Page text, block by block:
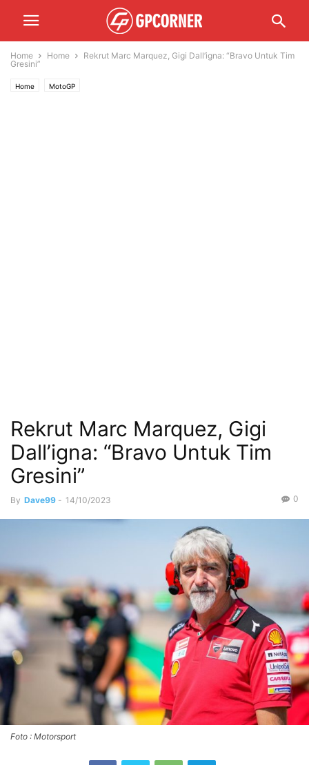
Home Home
Rekrut Marc Marquez, Gigi Dall’igna: “Bravo Untuk Tim
Gresini”
Home MotoGP
Rekrut Marc Marquez, Gigi
Dall’igna: “Bravo Untuk Tim
Gresini”
By Dave99 - 14/10/2023 0
Foto : Motorsport